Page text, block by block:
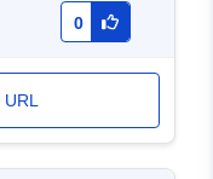
0
URL